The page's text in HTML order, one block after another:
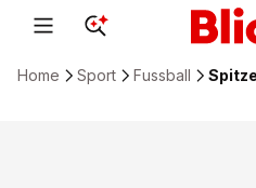
Home Sport Fussball